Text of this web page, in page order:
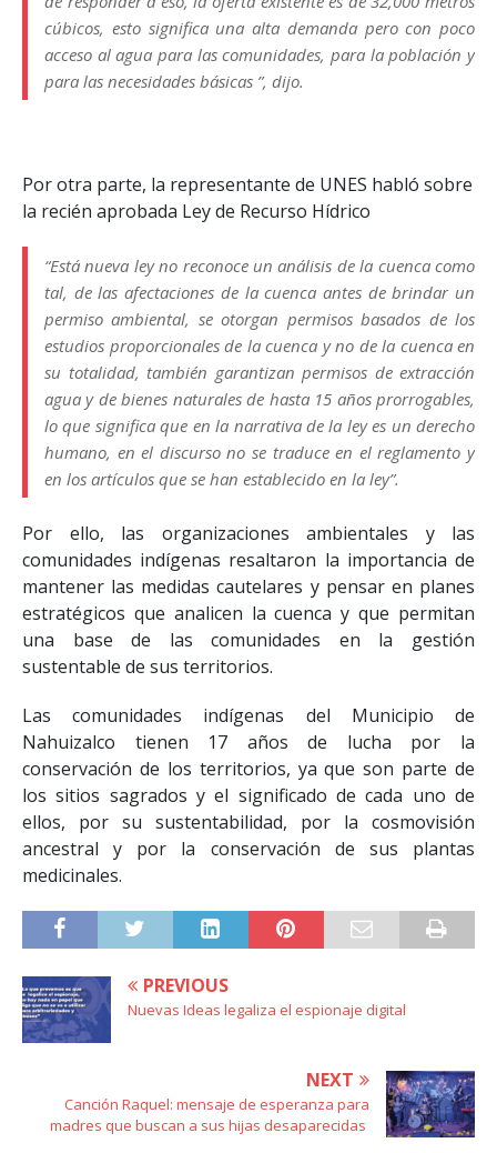
cúbicos, esto significa una alta demanda pero con poco
acceso al agua para las comunidades, para la población y
para las necesidades básicas ”, dijo.
Por otra parte, la representante de UNES habló sobre
la recién aprobada Ley de Recurso Hídrico
“Está nueva ley no reconoce un análisis de la cuenca como
tal, de las afectaciones de la cuenca antes de brindar un
permiso ambiental, se otorgan permisos basados de los
estudios proporcionales de la cuenca y no de la cuenca en
su totalidad, también garantizan permisos de extracción
agua y de bienes naturales de hasta 15 años prorrogables,
lo que significa que en la narrativa de la ley es un derecho
humano, en el discurso no se traduce en el reglamento y
en los artículos que se han establecido en la ley”.
Por ello, las organizaciones ambientales y las
comunidades indígenas resaltaron la importancia de
mantener las medidas cautelares y pensar en planes
estratégicos que analicen la cuenca y que permitan
una base de las comunidades en la gestión
sustentable de sus territorios.
Las comunidades indígenas del Municipio de
Nahuizalco tienen 17 años de lucha por la
conservación de los territorios, ya que son parte de
los sitios sagrados y el significado de cada uno de
ellos, por su sustentabilidad, por la cosmovisión
ancestral y por la conservación de sus plantas
medicinales.
PREVIOUS
Nuevas Ideas legaliza el espionaje digital
NEXT
Canción Raquel: mensaje de esperanza para
madres que buscan a sus hijas desaparecidas